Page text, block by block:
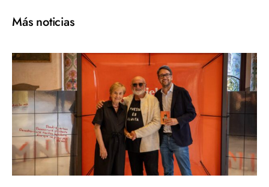
Más noticias